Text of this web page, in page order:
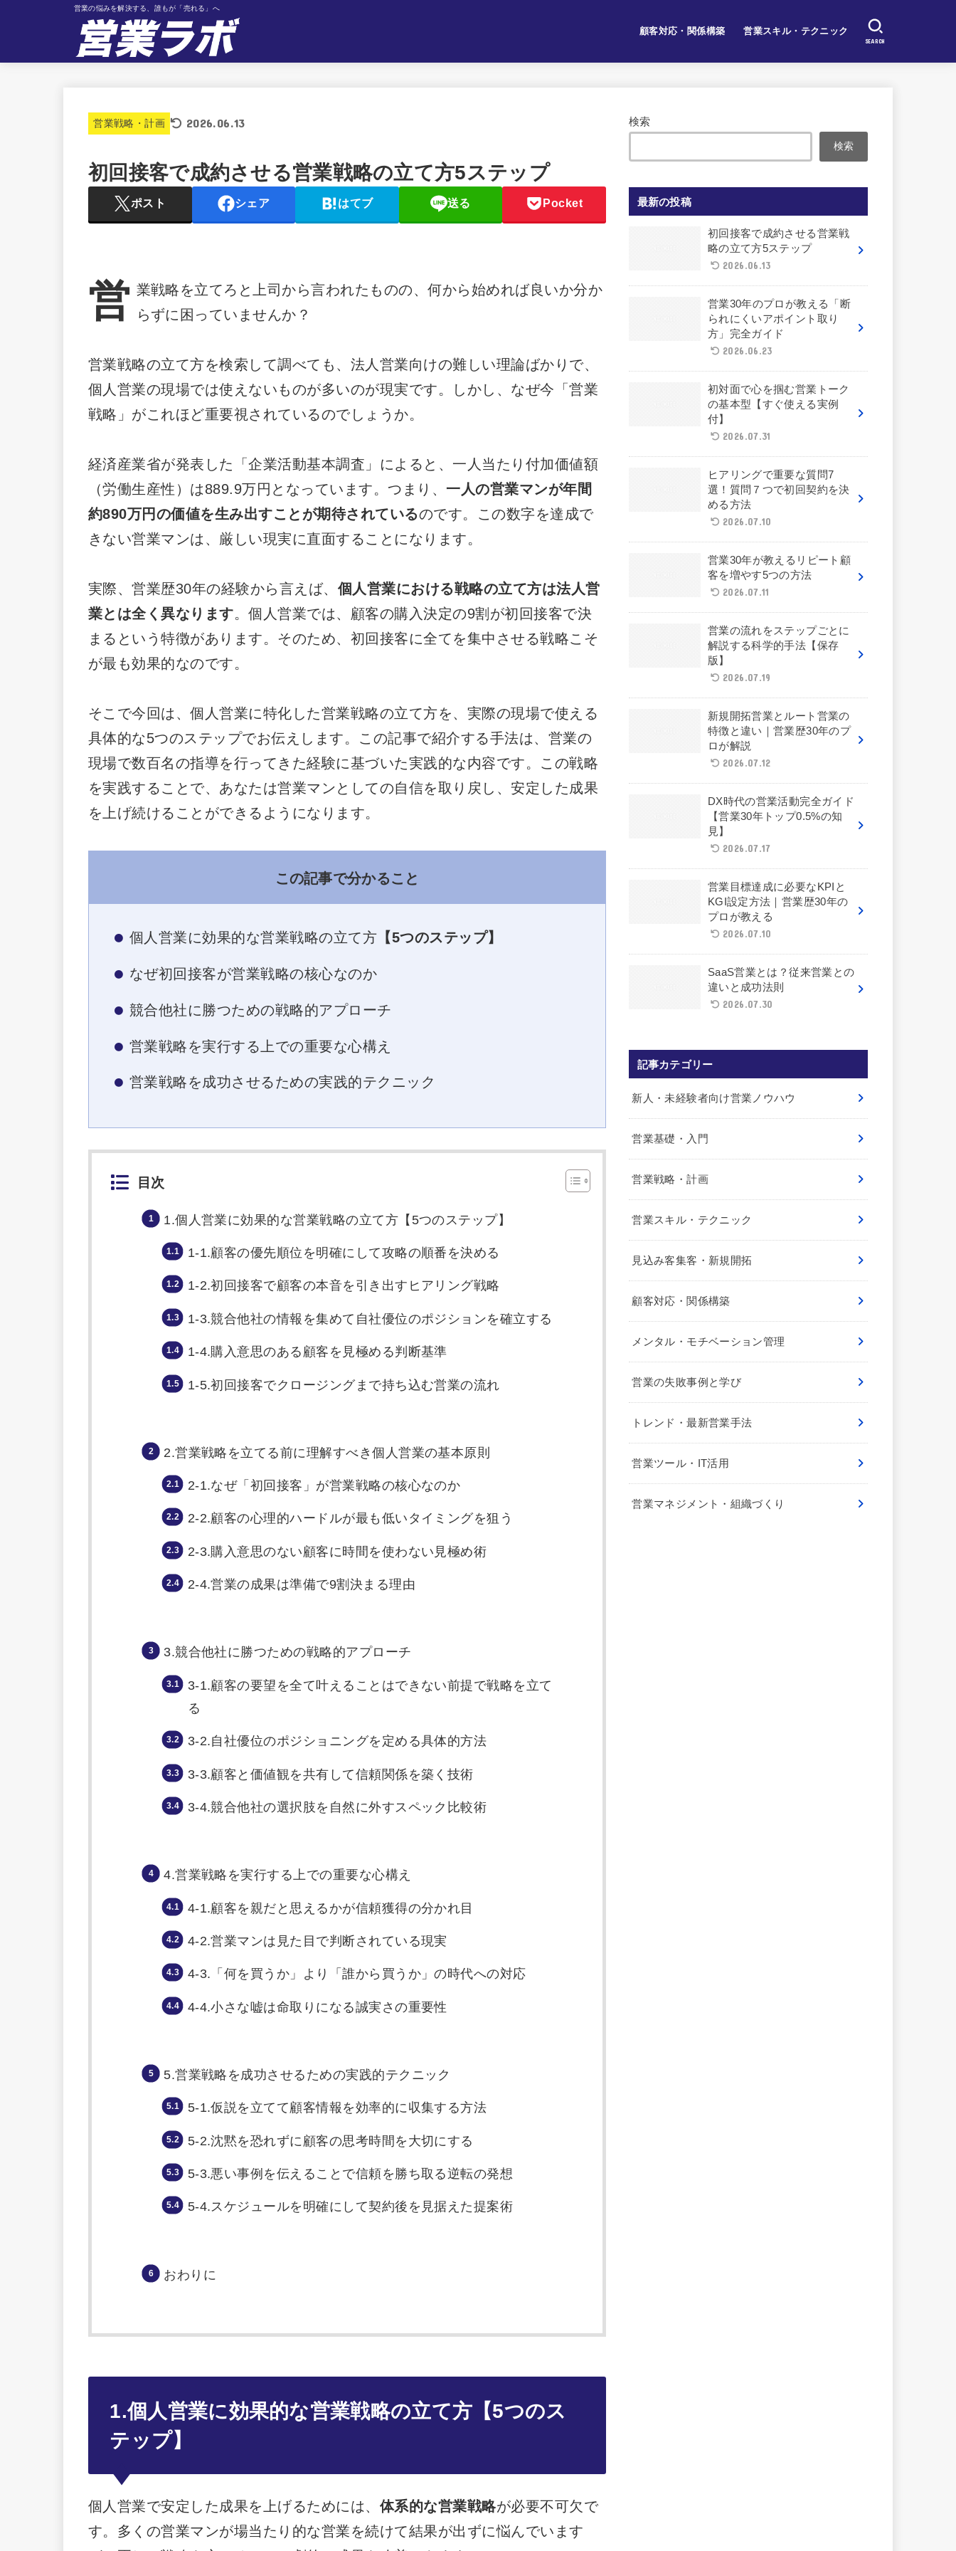
営業の悩みを解決する、誰もが「売れる」へ
顧客対応・関係構築 営業スキル・テクニック
SEARCH
営業戦略・計画 2026.06.13
初回接客で成約させる営業戦略の立て方5ステップ
ポスト シェア はてブ 送る Pocket
営 業戦略を立てろと上司から言われたものの、何から始めれば良いか分か
らずに困っていませんか？
営業戦略の立て方を検索して調べても、法人営業向けの難しい理論ばかりで、
個人営業の現場では使えないものが多いのが現実です。しかし、なぜ今「営業
戦略」がこれほど重要視されているのでしょうか。
経済産業省が発表した「企業活動基本調査」によると、一人当たり付加価値額
（労働生産性）は889.9万円となっています。つまり、 一人の営業マンが年間
約890万円の価値を生み出すことが期待されているのです。この数字を達成で
きない営業マンは、厳しい現実に直面することになります。
実際、営業歴30年の経験から言えば、 個人営業における戦略の立て方は法人営
業とは全く異なります。個人営業では、顧客の購入決定の9割が初回接客で決
まるという特徴があります。そのため、初回接客に全てを集中させる戦略こそ
が最も効果的なのです。
そこで今回は、個人営業に特化した営業戦略の立て方を、実際の現場で使える
具体的な5つのステップでお伝えします。この記事で紹介する手法は、営業の
現場で数百名の指導を行ってきた経験に基づいた実践的な内容です。この戦略
を実践することで、あなたは営業マンとしての自信を取り戻し、安定した成果
を上げ続けることができるようになります。
この記事で分かること
個人営業に効果的な営業戦略の立て方 【5つのステップ】
なぜ初回接客が営業戦略の核心なのか
競合他社に勝つための戦略的アプローチ
営業戦略を実行する上での重要な心構え
営業戦略を成功させるための実践的テクニック
目次
1.個人営業に効果的な営業戦略の立て方【5つのステップ】
1-1.顧客の優先順位を明確にして攻略の順番を決める
1-2.初回接客で顧客の本音を引き出すヒアリング戦略
1-3.競合他社の情報を集めて自社優位のポジションを確立する
1-4.購入意思のある顧客を見極める判断基準
1-5.初回接客でクロージングまで持ち込む営業の流れ
2.営業戦略を立てる前に理解すべき個人営業の基本原則
2-1.なぜ「初回接客」が営業戦略の核心なのか
2-2.顧客の心理的ハードルが最も低いタイミングを狙う
2-3.購入意思のない顧客に時間を使わない見極め術
2-4.営業の成果は準備で9割決まる理由
3.競合他社に勝つための戦略的アプローチ
3-1.顧客の要望を全て叶えることはできない前提で戦略を立て
る
3-2.自社優位のポジショニングを定める具体的方法
3-3.顧客と価値観を共有して信頼関係を築く技術
3-4.競合他社の選択肢を自然に外すスペック比較術
4.営業戦略を実行する上での重要な心構え
4-1.顧客を親だと思えるかが信頼獲得の分かれ目
4-2.営業マンは見た目で判断されている現実
4-3.「何を買うか」より「誰から買うか」の時代への対応
4-4.小さな嘘は命取りになる誠実さの重要性
5.営業戦略を成功させるための実践的テクニック
5-1.仮説を立てて顧客情報を効率的に収集する方法
5-2.沈黙を恐れずに顧客の思考時間を大切にする
5-3.悪い事例を伝えることで信頼を勝ち取る逆転の発想
5-4.スケジュールを明確にして契約後を見据えた提案術
おわりに
1.個人営業に効果的な営業戦略の立て方 【5つのス
テップ】
個人営業で安定した成果を上げるためには、 体系的な営業戦略が必要不可欠で
す。多くの営業マンが場当たり的な営業を続けて結果が出ずに悩んでいます
検索
検索
最新の投稿
初回接客で成約させる営業戦
略の立て方5ステップ
2026.06.13
営業30年のプロが教える「断
られにくいアポイント取り
方」完全ガイド
2026.06.23
初対面で心を掴む営業トーク
の基本型【すぐ使える実例
付】
2026.07.31
ヒアリングで重要な質問7
選！質問７つで初回契約を決
める方法
2026.07.10
営業30年が教えるリピート顧
客を増やす5つの方法
2026.07.11
営業の流れをステップごとに
解説する科学的手法【保存
版】
2026.07.19
新規開拓営業とルート営業の
特徴と違い｜営業歴30年のプ
ロが解説
2026.07.12
DX時代の営業活動完全ガイド
【営業30年トップ0.5%の知
見】
2026.07.17
営業目標達成に必要なKPIと
KGI設定方法｜営業歴30年の
プロが教える
2026.07.10
SaaS営業とは？従来営業との
違いと成功法則
2026.07.30
記事カテゴリー
新人・未経験者向け営業ノウハウ
営業基礎・入門
営業戦略・計画
営業スキル・テクニック
見込み客集客・新規開拓
顧客対応・関係構築
メンタル・モチベーション管理
営業の失敗事例と学び
トレンド・最新営業手法
営業ツール・IT活用
営業マネジメント・組織づくり